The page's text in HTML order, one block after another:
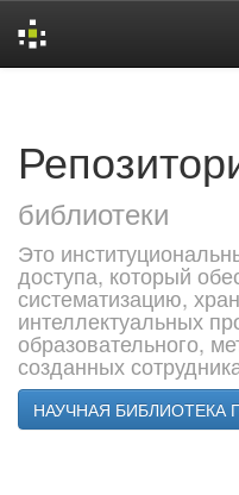
библиотеки
Это
доступа, который
систематизацию,
интеллектуальных
образовательного,
созданных
НАУЧНАЯ БИБЛИОТЕКА